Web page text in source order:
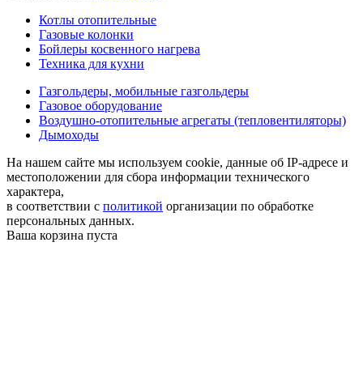
Котлы отопительные
Газовые колонки
Бойлеры косвенного нагрева
Техника для кухни
Газгольдеры, мобильные газгольдеры
Газовое оборудование
Воздушно-отопительные агрегаты (тепловентиляторы)
Дымоходы
На нашем сайте мы используем cookie, данные об IP-адресе и
местоположении для сбора информации технического
характера,
в соответствии с политикой организации по обработке
персональных данных.
Ваша корзина пуста